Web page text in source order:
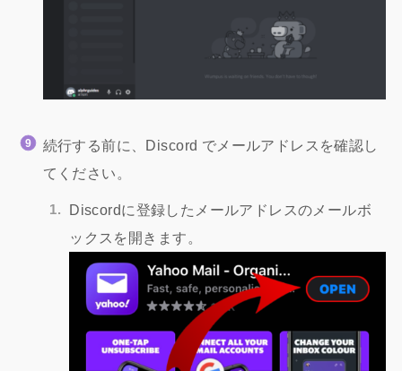
続行する前に、Discord でメールアドレスを確認し
てください。
Discordに登録したメールアドレスのメールボ
ックスを開きます。